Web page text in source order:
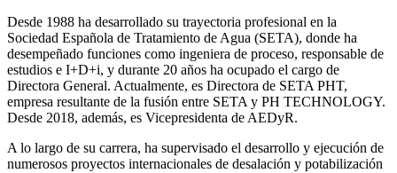
Desde 1988 ha desarrollado su trayectoria profesional en la
Sociedad Española de Tratamiento de Agua (SETA), donde ha
desempeñado funciones como ingeniera de proceso, responsable de
estudios e I+D+i, y durante 20 años ha ocupado el cargo de
Directora General. Actualmente, es Directora de SETA PHT,
empresa resultante de la fusión entre SETA y PH TECHNOLOGY.
Desde 2018, además, es Vicepresidenta de AEDyR.
A lo largo de su carrera, ha supervisado el desarrollo y ejecución de
numerosos proyectos internacionales de desalación y potabilización